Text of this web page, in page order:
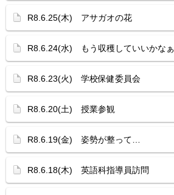
R8.6.25(木) アサガオの花
R8.6.24(水) もう収穫していいかなぁ
R8.6.23(火) 学校保健委員会
R8.6.20(土) 授業参観
R8.6.19(金) 姿勢が整って…
R8.6.18(木) 英語科指導員訪問